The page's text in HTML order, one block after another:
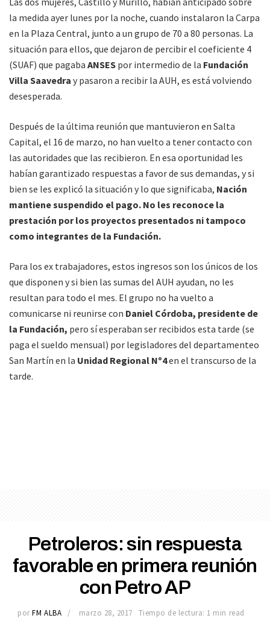
la medida ayer lunes por la noche, cuando instalaron la Carpa
en la Plaza Central, junto a un grupo de 70 a 80 personas. La
situación para ellos, que dejaron de percibir el coeficiente 4
(SUAF) que pagaba ANSES por intermedio de la Fundación
Villa Saavedra y pasaron a recibir la AUH, es está volviendo
desesperada.
Después de la última reunión que mantuvieron en Salta
Capital, el 16 de marzo, no han vuelto a tener contacto con
las autoridades que las recibieron. En esa oportunidad les
habían garantizado respuestas a favor de sus demandas, y si
bien se les explicó la situación y lo que significaba, Nación
mantiene suspendido el pago. No les reconoce la
prestación por los proyectos presentados ni tampoco
como integrantes de la Fundación.
Para los ex trabajadores, estos ingresos son los únicos de los
que disponen y si bien las sumas del AUH ayudan, no les
resultan para todo el mes. El grupo no ha vuelto a
comunicarse ni reunirse con Daniel Córdoba, presidente de
la Fundación, pero sí esperaban ser recibidos esta tarde (se
paga el sueldo mensual) por legisladores del departamenteo
San Martín en la Unidad Regional Nº4en el transcurso de la
tarde.
Petroleros: sin respuesta
favorable en primera reunión
con Petro AP
por FM ALBA marzo 28, 2017 Tiempo de lectura: 1 min read